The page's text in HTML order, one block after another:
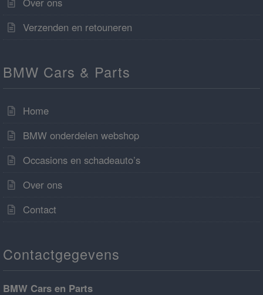
Verzenden en retouneren
BMW Cars & Parts
Home
BMW onderdelen webshop
Occasions en schadeauto’s
Over ons
Contact
Contactgegevens
BMW Cars en Parts